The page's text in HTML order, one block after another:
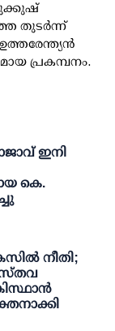
തുടര്‍ന്ന്
പ്രകമ്പനം.
ഇനി
കെ.
നീതി;